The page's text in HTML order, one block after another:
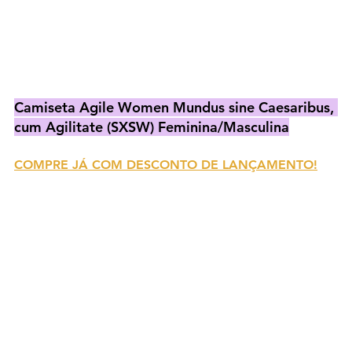
Camiseta Agile Women Mundus sine Caesaribus,
cum Agilitate (SXSW) Feminina/Masculina
COMPRE JÁ COM DESCONTO DE LANÇAMENTO!